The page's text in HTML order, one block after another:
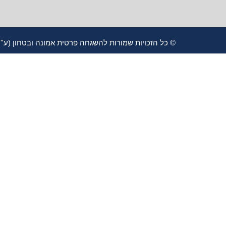
© כל הזכויות שמורות להשגחה פרטית אמונה ובטחון (ע''ר) 580639789